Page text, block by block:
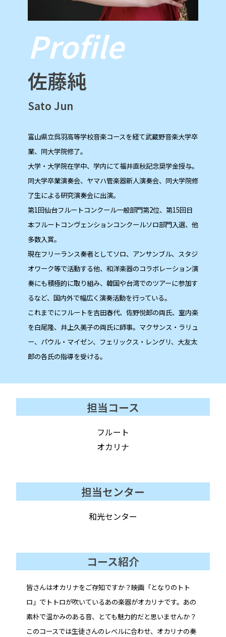
Profile
佐藤純
Sato Jun
富山県立呉羽高等学校音楽コースを経て武蔵野音楽大学卒
業、同大学院修了。
大学・大学院在学中、学内にて福井直秋記念奨学金授与。
同大学卒業演奏会、ヤマハ管楽器新人演奏会、同大学院修
了生による研究演奏会に出演。
第1回仙台フルートコンクール一般部門第2位、第15回日
本フルートコンヴェンションコンクールソロ部門入選、他
多数入賞。
現在フリーランス奏者としてソロ、アンサンブル、スタジ
オワーク等で活動する他、和洋楽器のコラボレーション演
奏にも積極的に取り組み、韓国や台湾でのツアーに参加す
るなど、国内外で幅広く演奏活動を行っている。
これまでにフルートを吉田春代、佐野悦郎の両氏、室内楽
を白尾隆、井上久美子の両氏に師事。マクサンス・ラリュ
ー、パウル・マイゼン、フェリックス・レングリ、大友太
郎の各氏の指導を受ける。
担当コース
フルート
オカリナ
担当センター
和光センター
コース紹介
皆さんはオカリナをご存知ですか？映画「となりのトト
ロ」でトトロが吹いているあの楽器がオカリナです。あの
素朴で温かみのある音、とても魅力的だと思いませんか？
このコースでは生徒さんのレベルに合わせ、オカリナの奏